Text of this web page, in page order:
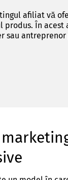
afiliat vă
produs. În acest
sau